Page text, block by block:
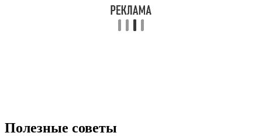
Полезные советы